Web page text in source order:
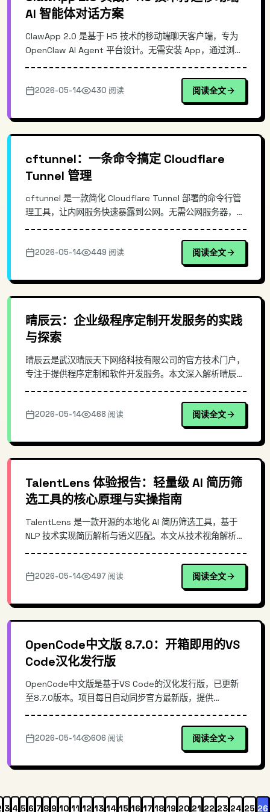
AI 智能体对话方案
ClawApp 2.0 是基于 H5 技术的移动端聊天客户端，专为
OpenClaw AI Agent 平台设计。无需安装 App，通过浏览
议实现低延迟实时通信，配合虚拟滚动优化长对话场景。轻
量化架构让开发者能在 10 分钟内完成集成，适合需要移动
2026-05-14 430 阅读 阅读全文
cftunnel：一条命令搞定 Cloudflare
Tunnel 管理
cftunnel 是一款简化 Cloudflare Tunnel 部署的命令行管
理工具，让内网服务快速暴露到公网。无需公网服务器，一
进程。相比直接使用 cloudflared，cftunnel 大幅降低了
配置门槛，适合个人开发者和小型团队快速部署内网服务。
2026-05-14 449 阅读 阅读全文
晴辰云：企业级程序定制开发服务的实践
与探索
晴辰云是武汉晴辰天下网络科技有限公司的官方技术门户，
专注于提供程序定制和软件开发服务。本文深入解析晴辰云
数字化转型中的应用价值。从实际项目交付角度，介绍其技
术选型、架构设计、代码规范等核心环节，为有定制开发需
2026-05-14 468 阅读 阅读全文
TalentLens 体验报告：轻量级 AI 简历筛
选工具的核心原理与实操指南
TalentLens 是一款开源的本地化 AI 简历筛选工具，基于
NLP 技术实现简历解析与语义匹配。本文从技术视角解析其
配置与实操示例。适合需要快速处理大量简历、提升招聘效
率的 HR 和技术团队。
2026-05-14 497 阅读 阅读全文
OpenCode中文版 8.7.0：开箱即用的VS
Code汉化发行版
OpenCode中文版是基于VS Code的汉化发行版，已更新
至8.7.0版本。项目每日自动同步官方最新版，提供
案彻底解决中文字体渲染和界面乱码问题，无需手动配置，
开箱即用。相比传统中文插件，版本同步速度更快，安装更
2026-05-14 606 阅读 阅读全文
3 4 5 6 7 8 9 10 11 12 13 14 15 16 17 18 19 20 21 22 23 24 25 26